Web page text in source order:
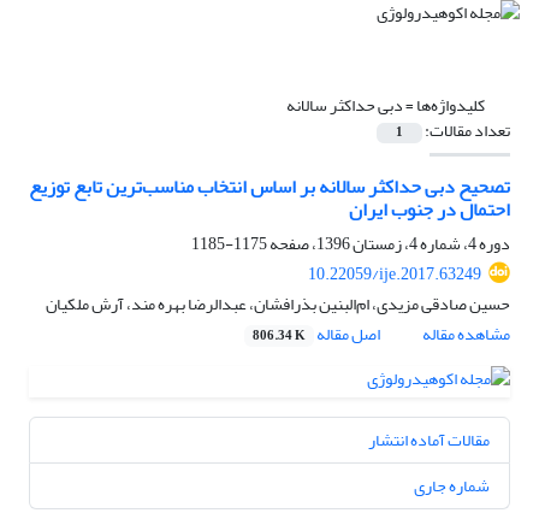
کلیدواژه‌ها =دبی حداکثر سالانه
تعداد مقالات: 1
تصحیح دبی حداکثر سالانه بر اساس انتخاب مناسب‌ترین تابع توزیع
احتمال در جنوب ایران
دوره 4، شماره 4، زمستان 1396، صفحه
1175-1185
10.22059/ije.2017.63249
حسین صادقی مزیدی، ام‌البنین بذرافشان، عبدالرضا بهره مند، آرش ملکیان
مشاهده مقاله
اصل مقاله 806.34 K
مقالات آماده انتشار
شماره جاری